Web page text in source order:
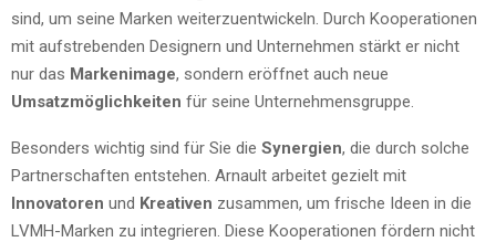
sind, um seine Marken weiterzuentwickeln. Durch Kooperationen
mit aufstrebenden Designern und Unternehmen stärkt er nicht
nur das Markenimage, sondern eröffnet auch neue
Umsatzmöglichkeiten für seine Unternehmensgruppe.
Besonders wichtig sind für Sie die Synergien, die durch solche
Partnerschaften entstehen. Arnault arbeitet gezielt mit
Innovatoren und Kreativen zusammen, um frische Ideen in die
LVMH-Marken zu integrieren. Diese Kooperationen fördern nicht